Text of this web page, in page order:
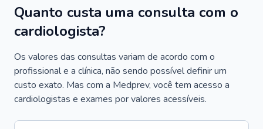
Quanto custa uma consulta com o
cardiologista?
Os valores das consultas variam de acordo com o
profissional e a clínica, não sendo possível definir um
custo exato. Mas com a Medprev, você tem acesso a
cardiologistas e exames por valores acessíveis.